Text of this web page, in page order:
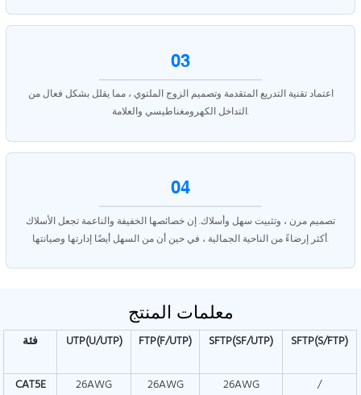
03
اعتماد تقنية التدريع المتقدمة وتصميم الزوج الملتوي ، مما يقلل بشكل فعال من
التداخل الكهرومغناطيسي والعلامة.
04
تصميم مرن ، وتثبيت سهل وأسلاك. إن خصائصها الخفيفة والناعمة تجعل الأسلاك
أكثر إرضاءً من الناحية الجمالية ، في حين أن من السهل أيضًا إدارتها وصيانتها.
معلمات المنتج
فئة UTP(U/UTP) FTP(F/UTP) SFTP(SF/UTP) SFTP(S/FTP)
CAT5E 26AWG 26AWG 26AWG /